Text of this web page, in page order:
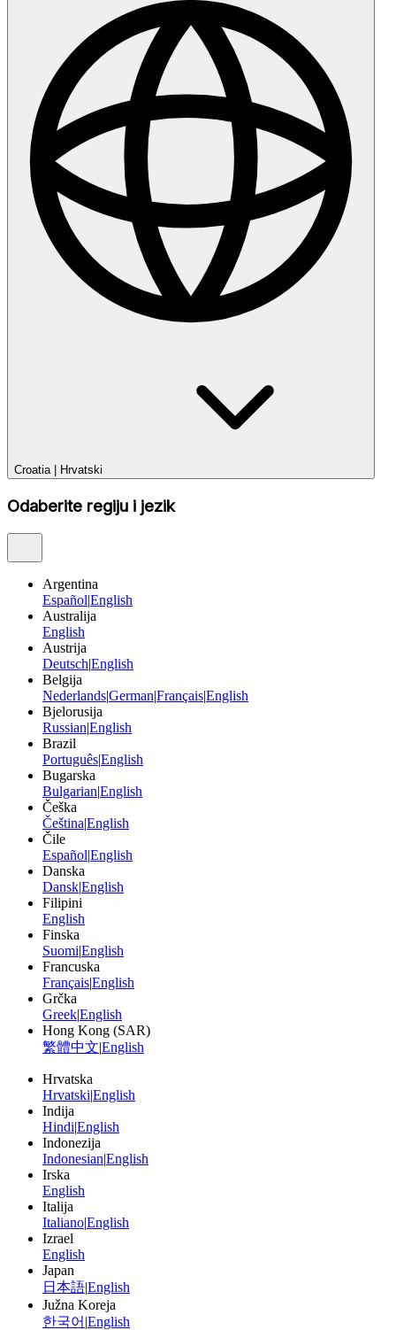
Croatia| Hrvatski
Odaberite regiju i jezik
Argentina
Español|English
Australija
English
Austrija
Deutsch|English
Belgija
Nederlands|German|Français|English
Bjelorusija
Russian|English
Brazil
Português|English
Bugarska
Bulgarian|English
Češka
Čeština|English
Čile
Español|English
Danska
Dansk|English
Filipini
English
Finska
Suomi|English
Francuska
Français|English
Grčka
Greek|English
Hong Kong (SAR)
繁體中文|English
Hrvatska
Hrvatski|English
Indija
Hindi|English
Indonezija
Indonesian|English
Irska
English
Italija
Italiano|English
Izrael
English
Japan
日本語|English
Južna Koreja
한국어 |English